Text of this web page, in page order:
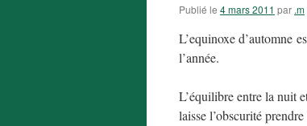
Publié le 4 mars 2011 par .m
L’equinoxe d’automne
l’année.
L’équilibre entre la nuit
laisse l’obscurité